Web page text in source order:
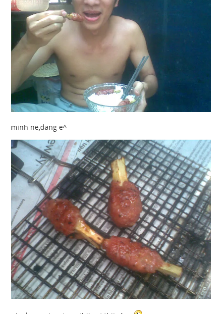
minh ne,dang e^